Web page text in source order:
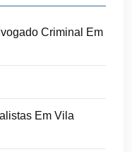
Criminal Em
Em Vila